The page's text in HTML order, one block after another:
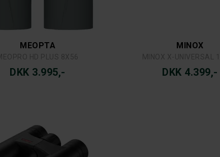
MEOPTA
DKK 3.995,-
MINOX
DKK 4.399,-